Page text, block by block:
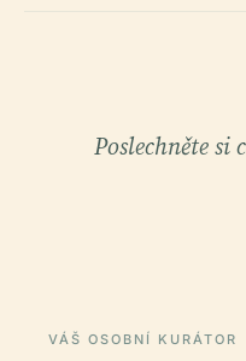
Poslechněte
VÁŠ OSOBNÍ KURÁTOR